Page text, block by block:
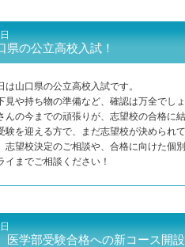
県の公立高校入試！
は山口県の公立高校入試です。
見や持ち物の準備など、確認は万全でし
んの今までの頑張りが、志望校の合格に
験を迎える方で、まだ志望校が決められ
志望校決定のご相談や、合格に向けた個
イまでご相談ください！
学部受験合格への新コース開設